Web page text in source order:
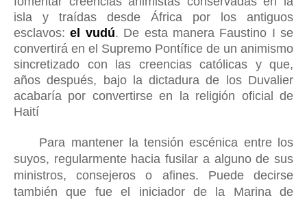
isla y traídas desde África por los antiguos
esclavos:el vudú. De esta manera Faustino I se
convertirá en el Supremo Pontífice de un animismo
sincretizado con las creencias católicas y que,
años después, bajo la dictadura de los Duvalier
acabaría por convertirse en la religión oficial de
Haití
Para mantener la tensión escénica entre los
suyos, regularmente hacia fusilar a alguno de sus
ministros, consejeros o afines. Puede decirse
también que fue el iniciador de la Marina de